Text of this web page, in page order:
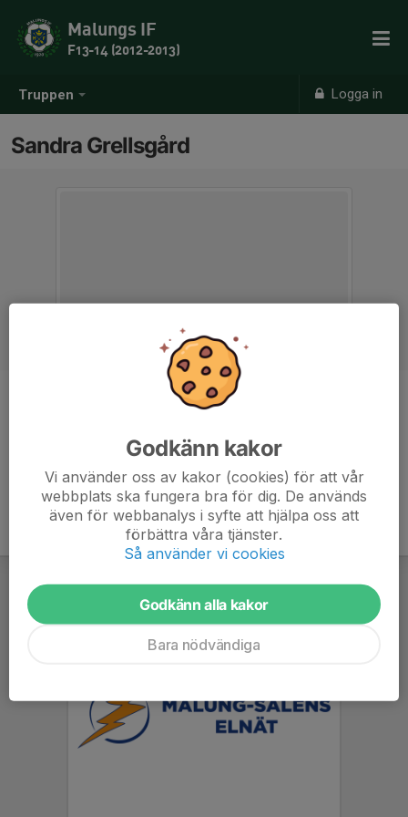
Truppen Logga in
Malungs IF
F13-14 (2012-2013)
Sandra Grellsgård
Tränare
Godkänn kakor
Vi använder oss av kakor (cookies) för att vår
webbplats ska fungera bra för dig. De används
även för webbanalys i syfte att hjälpa oss att
förbättra våra tjänster.
Så använder vi cookies
Godkänn alla kakor
Bara nödvändiga